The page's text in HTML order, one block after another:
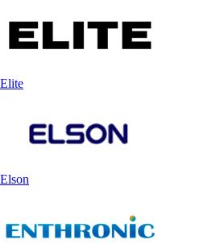
Elite
Elson